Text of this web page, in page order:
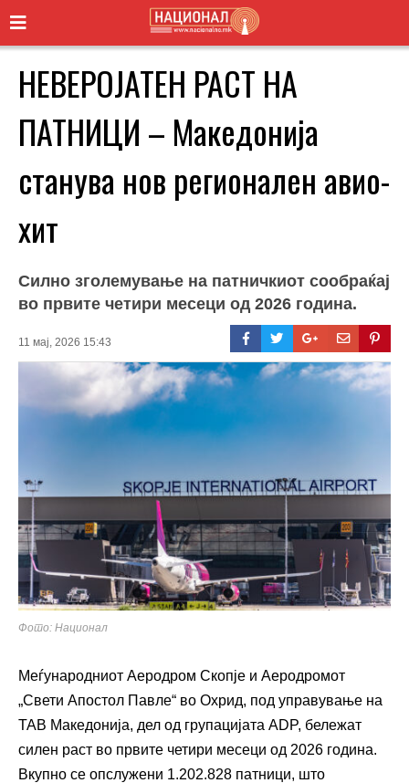
НЕВЕРОЈАТЕН РАСТ НА
ПАТНИЦИ – Македонија
станува нов регионален авио-
хит
Силно зголемување на патничкиот сообраќај
во првите четири месеци од 2026 година.
11 мај, 2026 15:43
Фото: Национал
Меѓународниот Аеродром Скопје и Аеродромот
„Свети Апостол Павле“ во Охрид, под управување на
ТАВ Македонија, дел од групацијата ADP, бележат
силен раст во првите четири месеци од 2026 година.
Вкупно се опслужени 1.202.828 патници, што